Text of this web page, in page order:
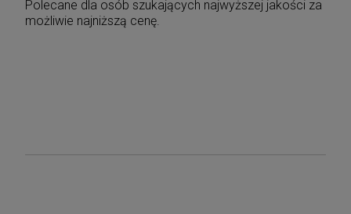
Polecane dla osób szukających najwyższej jakości za
możliwie najniższą cenę.